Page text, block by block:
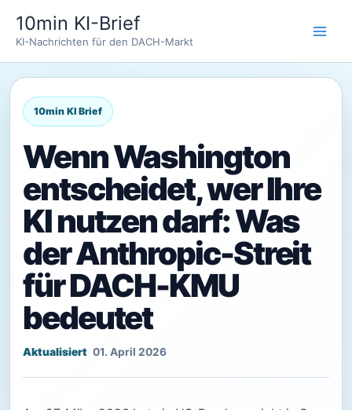
Inhalt
springen
10min KI-Brief
KI-Nachrichten für den DACH-Markt
Wenn Washington
entscheidet, wer Ihre
KI nutzen darf: Was
der Anthropic-Streit
für DACH-KMU
bedeutet
01. April 2026